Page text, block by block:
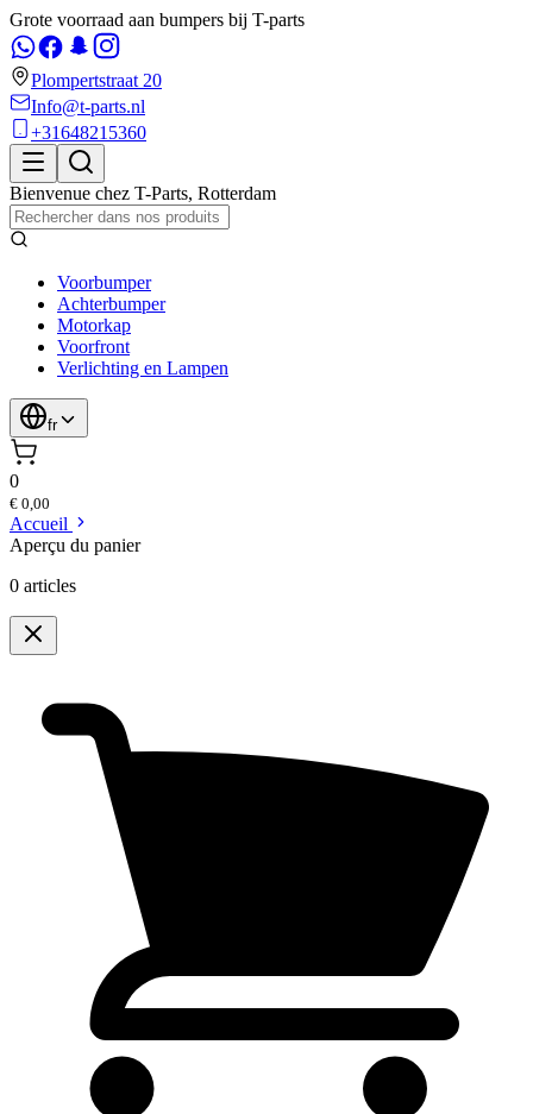
Grote voorraad aan bumpers bij T-parts
Plompertstraat 20
Info@t-parts.nl
+31648215360
Bienvenue chez T-Parts, Rotterdam
Voorbumper
Achterbumper
Motorkap
Voorfront
Verlichting en Lampen
fr
0
€ 0,00
Accueil
Aperçu du panier
0 articles